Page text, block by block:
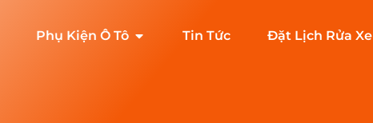
Phụ Kiện Ô Tô Tin Tức Đặt Lịch Rửa Xe